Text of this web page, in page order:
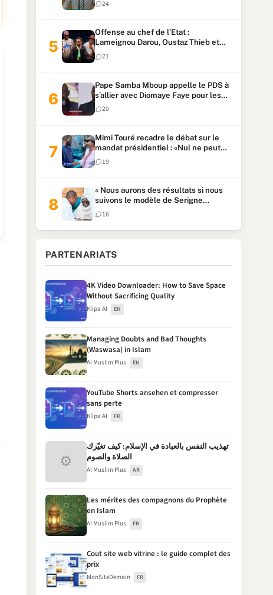
24
Offense au chef de l’Etat :
Lameignou Darou, Oustaz Thieb et
Ndiaye Touba lourdement
condamnés
21
Pape Samba Mboup appelle le PDS à
s’allier avec Diomaye Faye pour les
locales et tacle Sonko
20
Mimi Touré recadre le débat sur le
mandat présidentiel : «Nul ne peut
faire plus de deux mandats
consécutifs de 5 ans»
19
« Nous aurons des résultats si nous
suivons le modèle de Serigne
Touba » : Ousmane Sonko au Khalife
Serigne Mountakha
16
PARTENARIATS
4K Video Downloader: How to Save Space
Without Sacrificing Quality
Klipa AI EN
Managing Doubts and Bad Thoughts
(Waswasa) in Islam
Al Muslim Plus EN
YouTube Shorts ansehen et compresser
sans perte
Klipa AI FR
⚙
تهذيب النفس بالعبادة في الإسلام: كيف تغيّرك
الصلاة والصوم
Al Muslim Plus AR
Les mérites des compagnons du Prophète
en Islam
Al Muslim Plus FR
Cout site web vitrine : le guide complet des
prix
MonSiteDemain FR